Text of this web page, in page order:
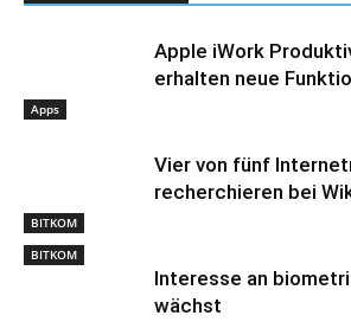
Apps
Apple iWork
erhalten neue
BITKOM
Vier von fünf
recherchieren bei
BITKOM
Interesse an
wächst